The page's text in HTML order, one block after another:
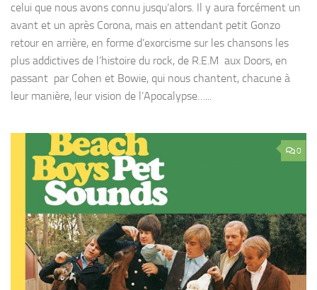
celui que nous avons connu jusqu’alors. Il y aura forcément un
avant et un après Corona, mais en attendant petit Gonzo
retour en arrière, en forme d’exorcisme sur les chansons les
plus addictives de l’histoire du rock, de R.E.M aux Doors, en
passant par Cohen et Bowie, qui nous chantent, chacune à
leur manière, leur vision de l’Apocalypse…...
0